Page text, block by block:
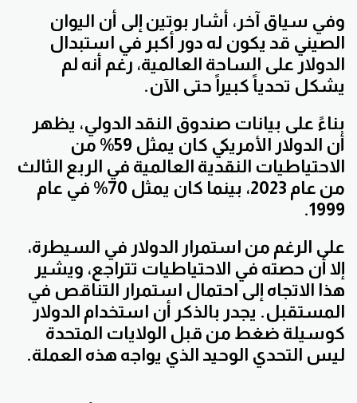
وفي سياق آخر، أشار بوتين إلى أن اليوان
الصيني قد يكون له دور أكبر في استبدال
الدولار على الساحة العالمية، رغم أنه لم
يشكل تحدياً كبيراً حتى الآن.
بناءً على بيانات صندوق النقد الدولي، يظهر
أن الدولار الأمريكي كان يمثل 59% من
الاحتياطيات النقدية العالمية في الربع الثالث
من عام 2023، بينما كان يمثل 70% في عام
1999.
على الرغم من استمرار الدولار في السيطرة،
إلا أن حصته في الاحتياطيات تتراجع، ويشير
هذا الاتجاه إلى احتمال استمرار التناقص في
المستقبل. يجدر بالذكر أن استخدام الدولار
كوسيلة ضغط من قبل الولايات المتحدة
ليس التحدي الوحيد الذي يواجه هذه العملة.